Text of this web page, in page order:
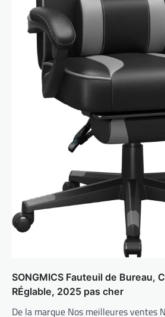
SONGMICS Fauteuil de Bureau,
RÉglable, 2025 pas cher
De la marque Nos meilleures ventes